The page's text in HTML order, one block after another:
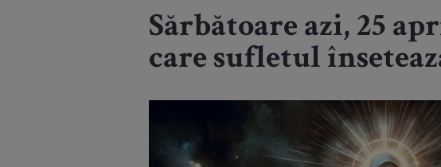
Sărbătoare azi, 25
care sufletul